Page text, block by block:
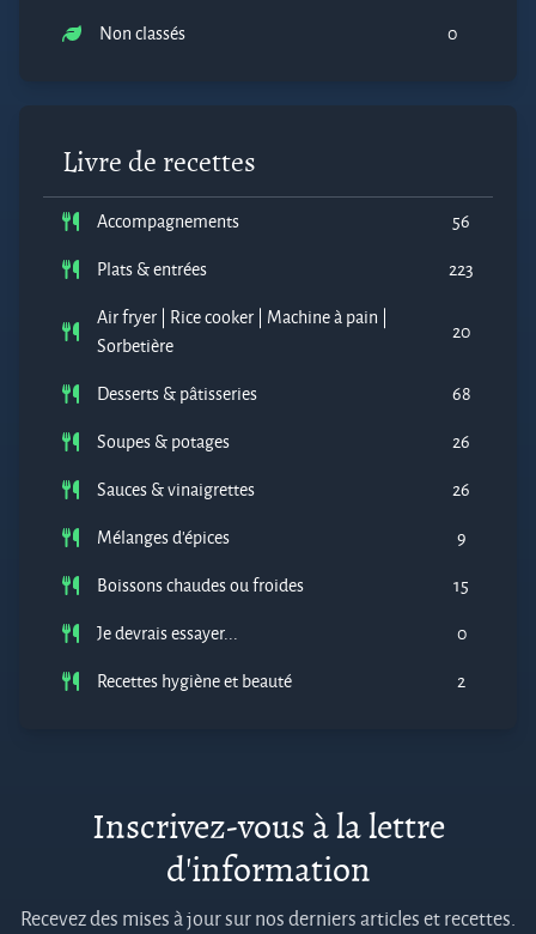
Non classés
0
Livre de recettes
Accompagnements
56
Plats & entrées
223
Air fryer | Rice cooker | Machine à pain |
Sorbetière
20
Desserts & pâtisseries
68
Soupes & potages
26
Sauces & vinaigrettes
26
Mélanges d'épices
9
Boissons chaudes ou froides
15
Je devrais essayer...
0
Recettes hygiène et beauté
2
Inscrivez-vous à la lettre
d'information
Recevez des mises à jour sur nos derniers articles et recettes.